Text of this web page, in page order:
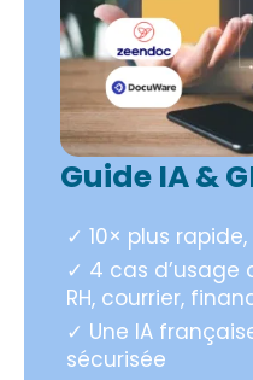
Guide IA &
✓ 10× plus
✓ 4 cas d’usage
RH, courrier,
✓ Une IA
sécurisée